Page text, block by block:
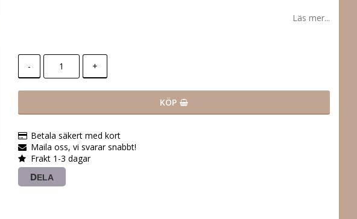
Läs mer...
- +
KÖP
Betala säkert med kort
Maila oss, vi svarar snabbt!
Frakt 1-3 dagar
DELA